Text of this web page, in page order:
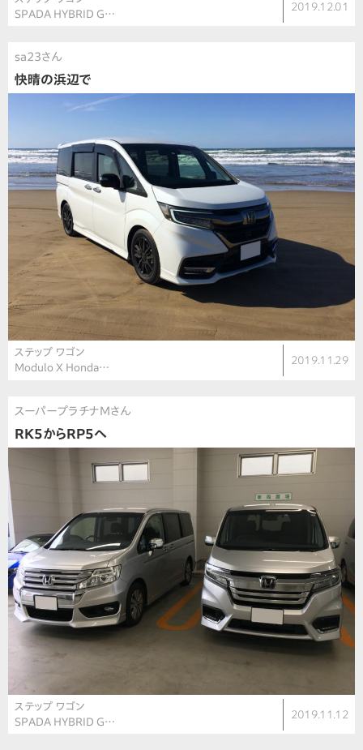
SPADA HYBRID G…
2019.12.01
sa23さん
快晴の浜辺で
ステップ ワゴン
Modulo X Honda…
2019.11.29
スーパープラチナMさん
RK5からRP5へ
ステップ ワゴン
SPADA HYBRID G…
2019.11.12